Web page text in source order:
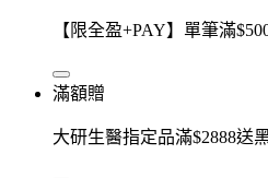
【限全盈+PAY】單筆滿
滿額贈
大研生醫指定品滿$2888送